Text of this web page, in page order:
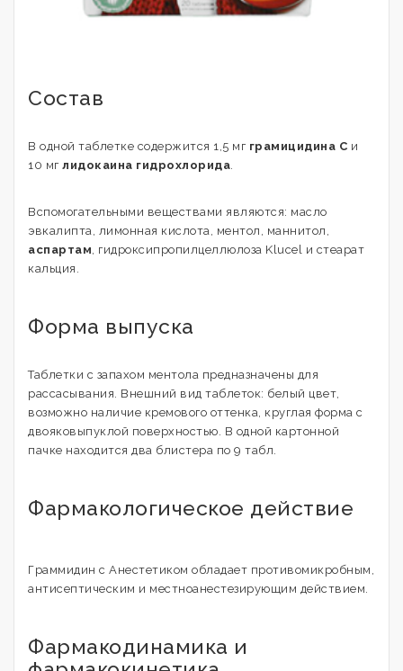
Состав
В одной таблетке содержится 1,5 мг грамицидина С и
10 мг лидокаина гидрохлорида
Вспомогательными веществами являются: масло
эвкалипта, лимонная кислота, ментол, маннитол,
аспартам , гидроксипропилцеллюлоза Klucel и стеарат
кальция.
Форма выпуска
Таблетки с запахом ментола предназначены для
рассасывания. Внешний вид таблеток: белый цвет,
возможно наличие кремового оттенка, круглая форма с
двояковыпуклой поверхностью. В одной картонной
пачке находится два блистера по 9 табл.
Фармакологическое действие
Граммидин с Анестетиком обладает противомикробным,
антисептическим и местноанестезирующим действием.
Фармакодинамика и